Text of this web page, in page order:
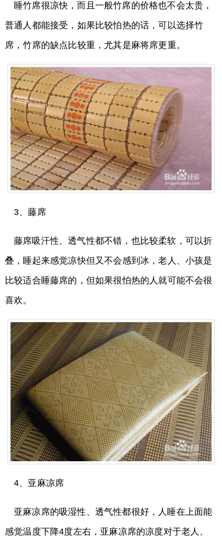
睡竹席很凉快，而且一般竹席的价格也不会太贵，
普通人都能接受，如果比较怕热的话，可以选择竹
席，竹席的缺点比较重，尤其是麻将席更重。
3、藤席
藤席吸汗性、透气性都不错，也比较柔软，可以折
叠，睡起来感觉凉快但又不会感到冰，老人、小孩是
比较适合睡藤席的，但如果很怕热的人就可能不会很
喜欢。
4、亚麻凉席
亚麻凉席的吸湿性、透气性都很好，人睡在上面能
感觉温度下降4度左右，亚麻凉席的凉度对于老人、